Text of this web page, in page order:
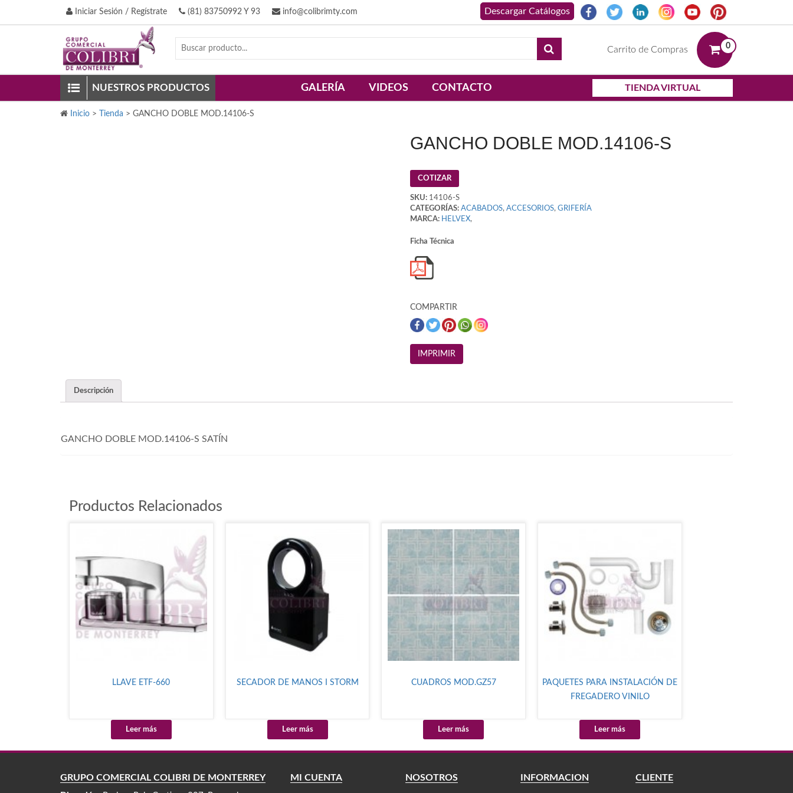
Iniciar Sesión / Regístrate (81) 83750992 Y 93 info@colibrimty.com
Carrito de Compras 0
NUESTROS PRODUCTOS GALERÍA VIDEOS CONTACTO TIENDA VIRTUAL
Inicio > Tienda > GANCHO DOBLE MOD.14106-S
GANCHO DOBLE MOD.14106-S
COTIZAR
SKU:14106-S
CATEGORÍAS: ACABADOS, ACCESORIOS, GRIFERÍA
MARCA: HELVEX,
Ficha Técnica
COMPARTIR
Descripción
GANCHO DOBLE MOD.14106-S SATÍN
Productos Relacionados
LLAVE ETF-660
Leer más
SECADOR DE MANOS I STORM
Leer más
CUADROS MOD.GZ57
Leer más
PAQUETES PARA INSTALACIÓN DE
FREGADERO VINILO
Leer más
GRUPO COMERCIAL COLIBRÍ DE MONTERREY MI CUENTA NOSOTROS INFORMACIÓN CLIENTE